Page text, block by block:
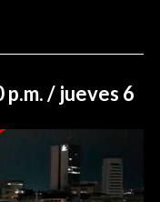
p.m. / jueves 6